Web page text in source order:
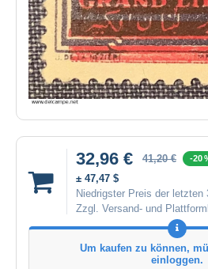
32,96 € 41,20 € -20
± 47,47 $
Niedrigster Preis der letzten
Zzgl. Versand- und
Um kaufen zu können,
einloggen.